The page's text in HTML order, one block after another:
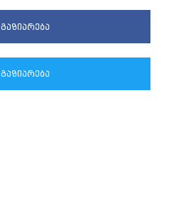
გაზიარება
გაზიარება